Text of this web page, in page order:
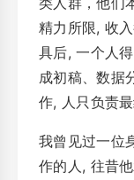
精力所限, 收
具后, 一个人
成初稿、数据
作, 人只负责
我曾见过一位
作的人, 往昔